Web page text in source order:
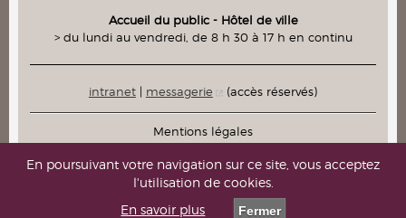
Accueil du public - Hôtel de ville
> du lundi au vendredi, de 8 h 30 à 17 h en continu
intranet| messagerie (accès réservés)
Mentions légales
Plan du site
Contacts
En poursuivant votre navigation sur ce site, vous acceptez
l'utilisation de cookies.
En savoir plus